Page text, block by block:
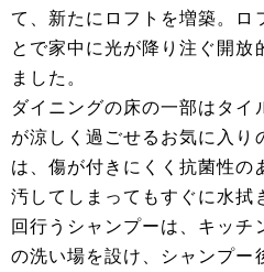
て、新たにロフトを増築。ロ
とで家中に光が降り注ぐ開放
ました。
ダイニングの床の一部はタイ
が涼しく過ごせるお気に入り
は、傷が付きにくく抗菌性の
汚してしまってもすぐに水拭
回行うシャンプーは、キッチ
の洗い場を設け、シャンプー